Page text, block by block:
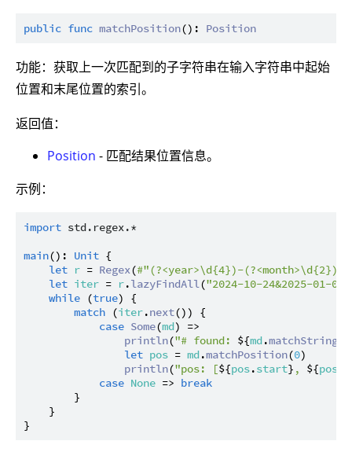
public func matchPosition(): Position
功能：获取上一次匹配到的子字符串在输入字符串中起始
位置和末尾位置的索引。
返回值：
Position - 匹配结果位置信息。
示例：
import std.regex.*
main(): Unit {
let r = Regex(#"(?<year>\d{4})-(?<month>\d{2})-
let iter = r.lazyFindAll("2024-10-24&2025-01-01"
while (true) {
match (iter.next()) {
case Some(md) =>
println("# found: ${md.matchString
let pos = md.matchPosition(0)
println("pos: [${pos.start} , ${pos
case None => break
        }
    }